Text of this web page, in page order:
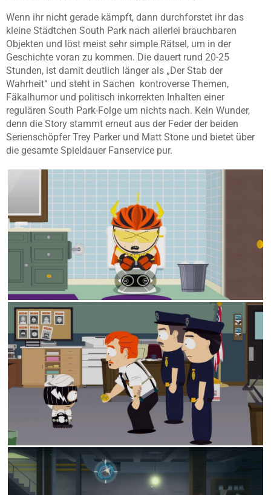
Wenn ihr nicht gerade kämpft, dann durchforstet ihr das
kleine Städtchen South Park nach allerlei brauchbaren
Objekten und löst meist sehr simple Rätsel, um in der
Geschichte voran zu kommen. Die dauert rund 20-25
Stunden, ist damit deutlich länger als „Der Stab der
Wahrheit“ und steht in Sachen kontroverse Themen,
Fäkalhumor und politisch inkorrekten Inhalten einer
regulären South Park-Folge um nichts nach. Kein Wunder,
denn die Story stammt erneut aus der Feder der beiden
Serienschöpfer Trey Parker und Matt Stone und bietet über
die gesamte Spieldauer Fanservice pur.